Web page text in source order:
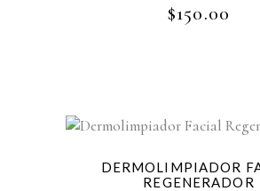
$150.00
DERMOLIMPIADOR
REGENERADOR